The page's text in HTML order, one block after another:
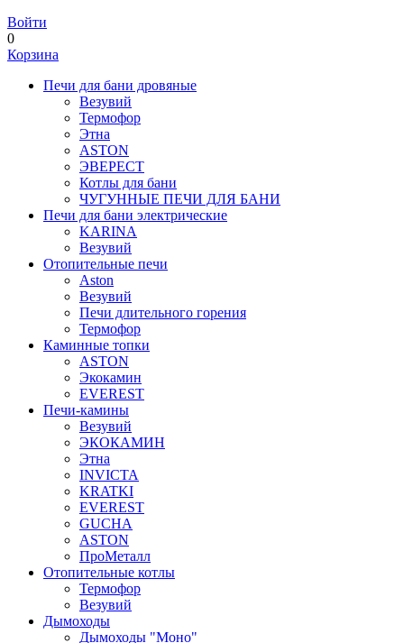
Войти
0
Корзина
Печи для бани дровяные
Везувий
Термофор
Этна
ASTON
ЭВЕРЕСТ
Котлы для бани
ЧУГУННЫЕ ПЕЧИ ДЛЯ БАНИ
Печи для бани электрические
KARINA
Везувий
Отопительные печи
Aston
Везувий
Печи длительного горения
Термофор
Каминные топки
ASTON
Экокамин
EVEREST
Печи-камины
Везувий
ЭКОКАМИН
Этна
INVICTA
KRATKI
EVEREST
GUCHA
ASTON
ПроМеталл
Отопительные котлы
Термофор
Везувий
Дымоходы
Дымоходы "Моно"